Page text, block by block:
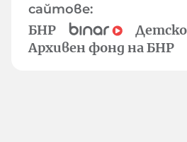
сайтове:
БНР
Архивен фонд на БНР